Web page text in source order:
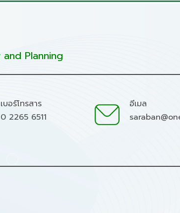
Planning
เบอร์โทรสาร
0 2265 6511
อีเมล